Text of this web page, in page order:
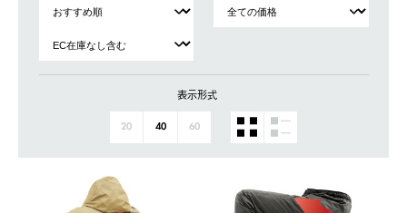
表示形式
20 40 60